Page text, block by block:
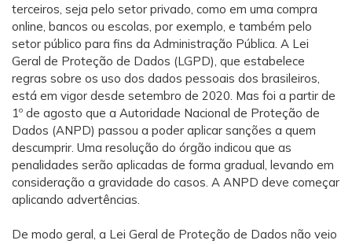
terceiros, seja pelo setor privado, como em uma compra
online, bancos ou escolas, por exemplo, e também pelo
setor público para fins da Administração Pública. A Lei
Geral de Proteção de Dados (LGPD), que estabelece
regras sobre os uso dos dados pessoais dos brasileiros,
está em vigor desde setembro de 2020. Mas foi a partir de
1º de agosto que a Autoridade Nacional de Proteção de
Dados (ANPD) passou a poder aplicar sanções a quem
descumprir. Uma resolução do órgão indicou que as
penalidades serão aplicadas de forma gradual, levando em
consideração a gravidade do casos. A ANPD deve começar
aplicando advertências.
De modo geral, a Lei Geral de Proteção de Dados não veio